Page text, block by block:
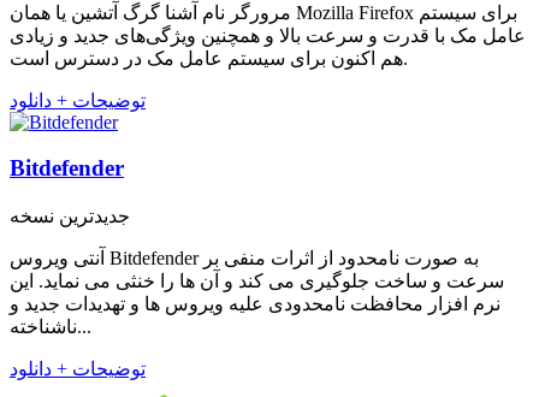
مرورگر نام آشنا گرگ آتشین یا همان Mozilla Firefox برای سیستم
عامل مک با قدرت و سرعت بالا و همچنین ویژگی‌های جدید و زیادی
هم اکنون برای سیستم عامل مک در دسترس است.
توضیحات + دانلود
Bitdefender
جدیدترین نسخه
آنتی ویروس Bitdefender به صورت نامحدود از اثرات منفی بر
سرعت و ساخت جلوگیری می کند و آن ها را خنثی می نماید. این
نرم افزار محافظت نامحدودی علیه ویروس ها و تهدیدات جدید و
ناشناخته...
توضیحات + دانلود